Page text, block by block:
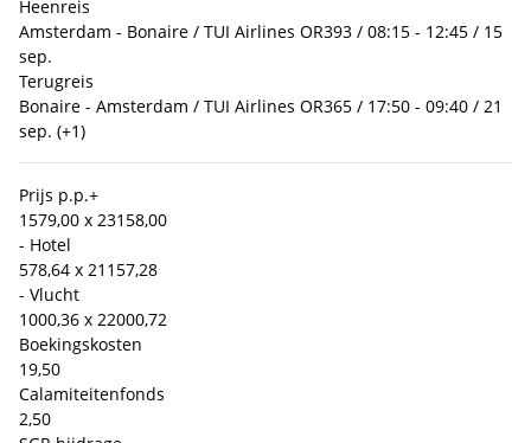
Heenreis
Amsterdam - Bonaire / TUI Airlines OR393 / 08:15 - 12:45 / 15
sep.
Terugreis
Bonaire - Amsterdam / TUI Airlines OR365 / 17:50 - 09:40 / 21
sep. (+1)
Prijs p.p.+
1579,00 x 23158,00
- Hotel
578,64 x 21157,28
- Vlucht
1000,36 x 22000,72
Boekingskosten
19,50
Calamiteitenfonds
2,50